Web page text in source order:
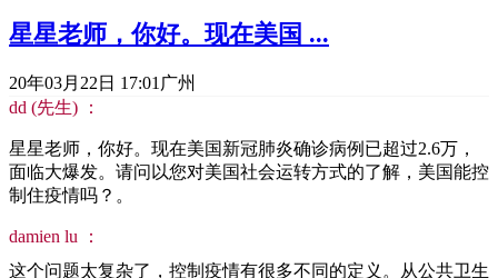
星星老师，你好。现在美国 ...
20年03月22日 17:01 广州
dd (先生) ：
星星老师，你好。现在美国新冠肺炎确诊病例已超过2.6万，
面临大爆发。请问以您对美国社会运转方式的了解，美国能控
制住疫情吗？。
damien lu ：
这个问题太复杂了，控制疫情有很多不同的定义。从公共卫生